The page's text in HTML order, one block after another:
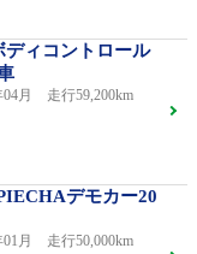
ディコントロール
月 走行59,200km
デモカー20
月 走行50,000km